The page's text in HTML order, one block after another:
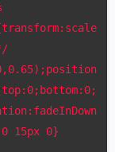
15px 0}